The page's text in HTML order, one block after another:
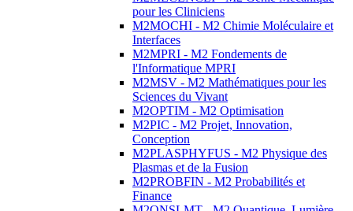
pour les Cliniciens
M2MOCHI - M2 Chimie Moléculaire et
Interfaces
M2MPRI - M2 Fondements de
l'Informatique MPRI
M2MSV - M2 Mathématiques pour les
Sciences du Vivant
M2OPTIM - M2 Optimisation
M2PIC - M2 Projet, Innovation,
Conception
M2PLASPHYFUS - M2 Physique des
Plasmas et de la Fusion
M2PROBFIN - M2 Probabilités et
Finance